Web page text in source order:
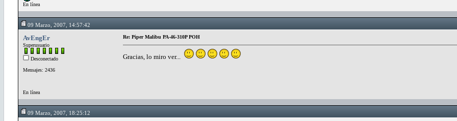
En línea
09 Marzo, 2007, 14:57:42
AvEngEr
Superusuario
Desconectado
Mensajes: 2436
En línea
Re: Piper Malibu PA-46-310P POH
Gracias, lo miro ver...
09 Marzo, 2007, 18:25:12